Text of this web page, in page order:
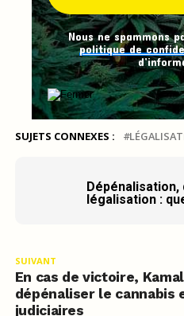
Nous ne spammons
politique de
SUJETS CONNEXES :
légalisation :
SUIVANT
En cas de victoire,
dépénaliser le cannabis
judiciaires